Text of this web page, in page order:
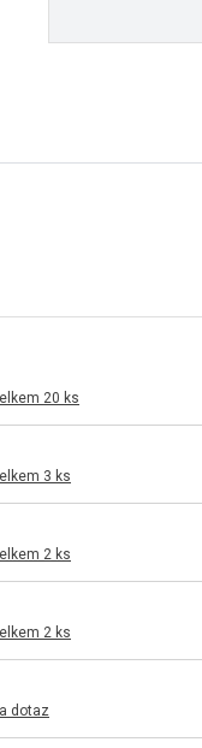
20 ks
3 ks
2 ks
2 ks
dotaz